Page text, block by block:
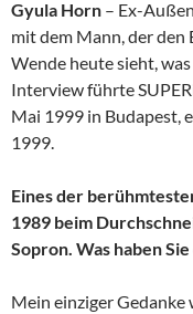
Gyula Horn – Ex-
mit dem Mann, der den
Wende heute sieht,
Interview führte
Mai 1999 in Budapest,
1999.
Eines der
1989 beim
Sopron. Was haben
Mein einziger Gedanke